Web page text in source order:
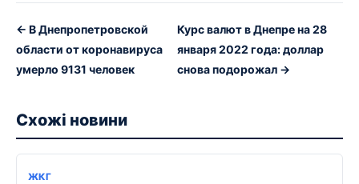
← В Днепропетровской
области от коронавируса
умерло 9131 человек
Курс валют в Днепре на 28
января 2022 года: доллар
снова подорожал →
Схожі новини
ЖКГ